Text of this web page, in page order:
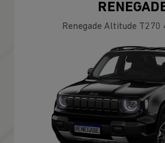
Renegade Altitude T270